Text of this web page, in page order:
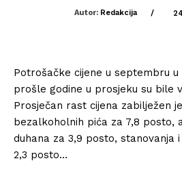
Autor: Redakcija /
Potrošačke cijene u septembru
prošle godine u prosjeku su bile
Prosječan rast cijena zabilježen
bezalkoholnih pića za 7,8 posto,
duhana za 3,9 posto, stanovanja
2,3 posto…